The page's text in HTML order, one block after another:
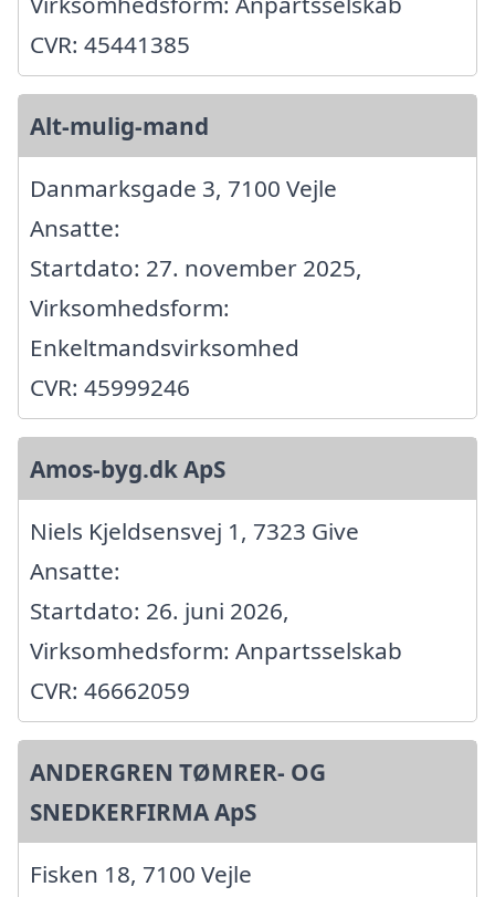
CVR: 45441385
Alt-mulig-mand
Danmarksgade 3, 7100 Vejle
Ansatte:
Startdato: 27. november 2025,
Virksomhedsform:
Enkeltmandsvirksomhed
CVR: 45999246
Amos-byg.dk ApS
Niels Kjeldsensvej 1, 7323 Give
Ansatte:
Startdato: 26. juni 2026,
Virksomhedsform: Anpartsselskab
CVR: 46662059
ANDERGREN TØMRER- OG
SNEDKERFIRMA ApS
Fisken 18, 7100 Vejle